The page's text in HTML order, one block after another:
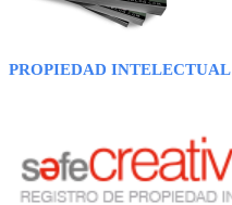
PROPIEDAD INTELECTUAL